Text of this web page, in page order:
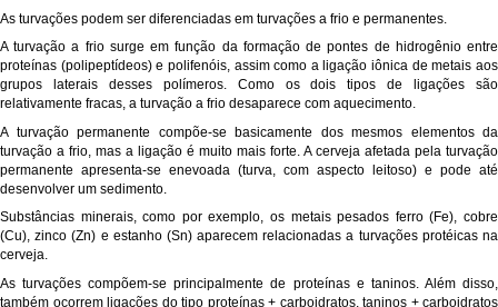
As turvações podem ser diferenciadas em turvações a frio e permanentes.
A turvação a frio surge em função da formação de pontes de hidrogênio entre
proteínas (polipeptídeos) e polifenóis, assim como a ligação iônica de metais aos
grupos laterais desses polímeros. Como os dois tipos de ligações são
relativamente fracas, a turvação a frio desaparece com aquecimento.
A turvação permanente compõe-se basicamente dos mesmos elementos da
turvação a frio, mas a ligação é muito mais forte. A cerveja afetada pela turvação
permanente apresenta-se enevoada (turva, com aspecto leitoso) e pode até
desenvolver um sedimento.
Substâncias minerais, como por exemplo, os metais pesados ferro (Fe), cobre
(Cu), zinco (Zn) e estanho (Sn) aparecem relacionadas a turvações protéicas na
cerveja.
As turvações compõem-se principalmente de proteínas e taninos. Além disso,
também ocorrem ligações do tipo proteínas + carboidratos, taninos + carboidratos